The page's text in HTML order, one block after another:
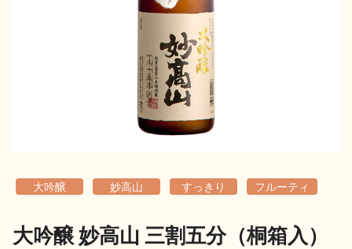
地酒解体新書
大吟醸 妙高山 すっきり フルーティ
大吟醸 妙高山 三割五分（桐箱入）